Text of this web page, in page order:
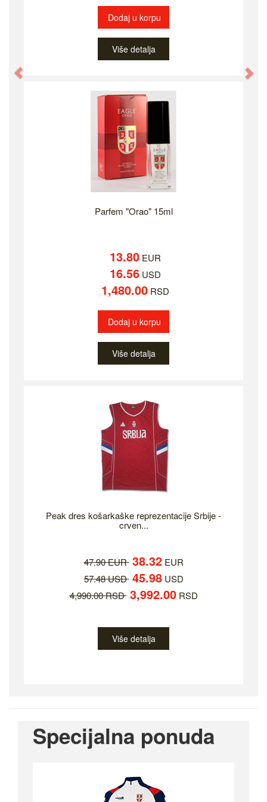
Dodaj u korpu
Više detalja
Parfem "Orao" 15ml
13.80EUR
16.56USD
1,480.00RSD
Dodaj u korpu
Više detalja
Peak dres košarkaške reprezentacije Srbije -
crven...
47.90 EUR 38.32EUR
57.48 USD 45.98USD
4,990.00 RSD 3,992.00RSD
Više detalja
Specijalna ponuda